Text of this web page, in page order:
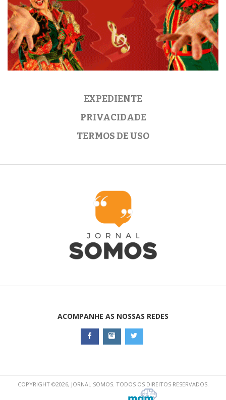
EXPEDIENTE
PRIVACIDADE
TERMOS DE USO
ACOMPANHE AS NOSSAS REDES
COPYRIGHT ©2026, JORNAL SOMOS. TODOS OS DIREITOS RESERVADOS.